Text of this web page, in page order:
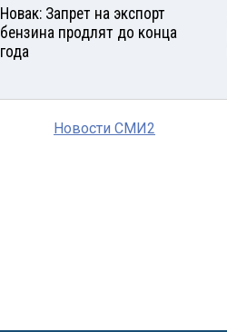
Новак: Запрет на экспорт
бензина продлят до конца
года
Новости СМИ2